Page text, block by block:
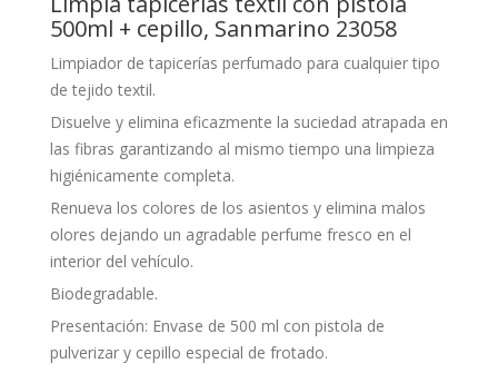
500ml + cepillo, Sanmarino 23058
Limpiador de tapicerías perfumado para cualquier tipo
de tejido textil.
Disuelve y elimina eficazmente la suciedad atrapada en
las fibras garantizando al mismo tiempo una limpieza
higiénicamente completa.
Renueva los colores de los asientos y elimina malos
olores dejando un agradable perfume fresco en el
interior del vehículo.
Biodegradable.
Presentación: Envase de 500 ml con pistola de
pulverizar y cepillo especial de frotado.